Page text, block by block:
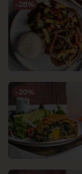
-28%
-20%